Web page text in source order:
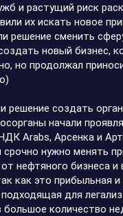
и растущий риск
их искать новое
решение сменить
новый бизнес,
но продолжал
решение создать
начали
Arabs, Арсенка и
срочно нужно менять
нефтяного бизнеса и
как это прибыльная
для
большое количество